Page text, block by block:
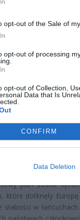
opt-out of the Sale of
opt-out of processing
opt-out of Collection,
Data that Is
CONFIRM
Data Deletion
przecenił hit do
dla milionów
wciąż można
plan został
które dotknęły
słabości w